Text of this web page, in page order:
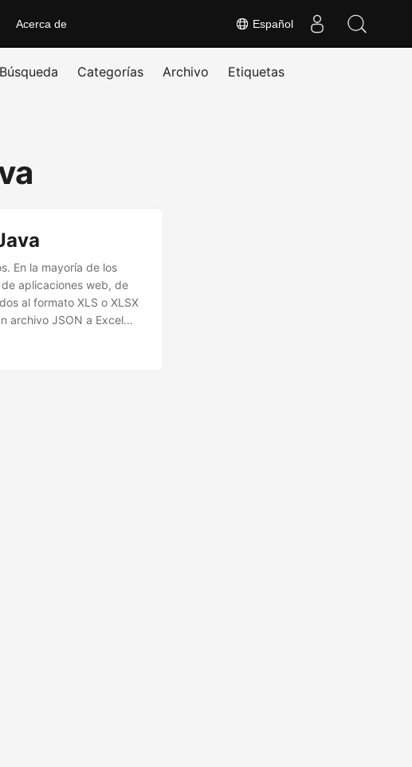
Español
Acerca de
Búsqueda Categorías Archivo Etiquetas
En la mayoría de los
aplicaciones web, de
al formato XLS o XLSX
archivo JSON a Excel